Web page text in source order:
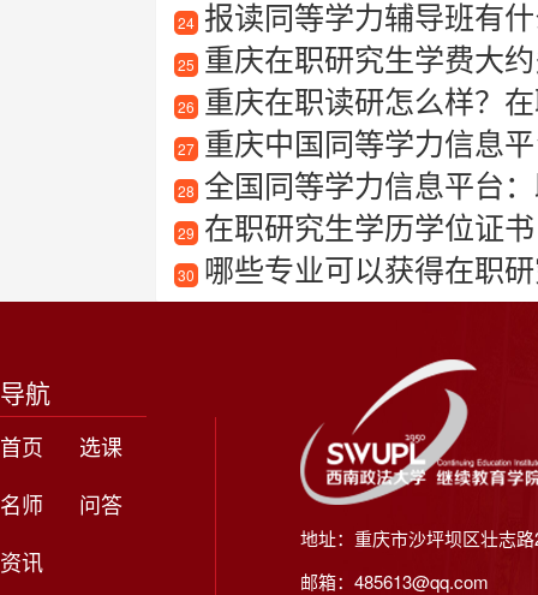
24 报读同等学力辅导班有
25 重庆在职研究生学费大
26 重庆在职读研怎么样？
27 重庆中国同等学力信息
28 全国同等学力信息平台
29 在职研究生学历学位证书
30 哪些专业可以获得在职
导航
首页
选课
名师
问答
资讯
地址：重庆市沙坪坝区壮志
邮箱：485613@qq.com